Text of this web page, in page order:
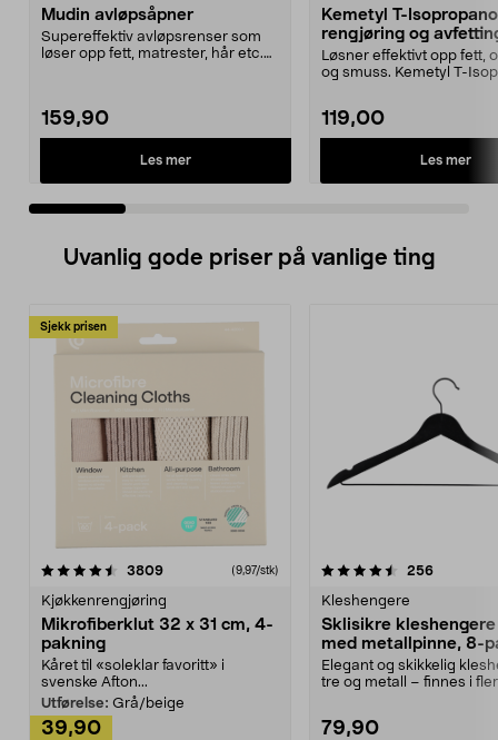
Mudin avløpsåpner
Supereffektiv avløpsrenser som
løser opp fett, matrester, hår etc.
159,90
Les mer
Kemetyl T-
rengjøring og
Løsner effektivt opp fett,
og smuss. Kemetyl T-
119,00
Les mer
Uvanlig gode priser på vanlige ting
Sjekk prisen
3809anmeldelser(9,97/stk)
Kjøkkenrengjøring
Mikrofiberklut 32 x 31 cm, 4-
pakning
Kåret til «soleklar favoritt» i
svenske Afton...
Utførelse: Grå/beige
39,90
4.5av 5 stjerner 256
Kleshengere
Sklisikre
med metallpinne, 8-
Elegant og skikkelig
tre og metall – finnes i
79,90
4.5av 5 stjerner